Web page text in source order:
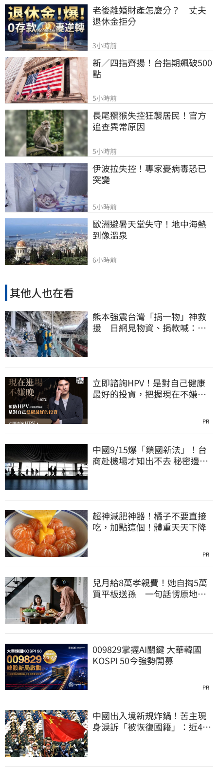
老後離婚財產怎麼分？　丈夫
退休金拒分
3小時前
新／四指齊揚！台指期飆破500
點
5小時前
長尾獼猴失控狂襲居民！官方
追查異常原因
5小時前
伊波拉失控！專家憂病毒恐已
突變
5小時前
歐洲避暑天堂失守！地中海熱
到像溫泉
6小時前
其他人也在看
熊本強震台灣「捐一物」神救
援 日網見物資、捐款喊：比
立即諮詢HPV！是對自己健康
最好的投資，把握現在不嫌
PR
中國9/15爆「鎖國新法」！台
商赴機場才知出不去 秘密邊控
超神減肥神器！橘子不要直接
吃，加點這個！體重天天下降
PR
兒月給8萬孝親費！她自掏5萬
買平板送孫 一句話愣原地
009829掌握AI關鍵 大華韓國
KOSPI 50今強勢開募
PR
中國出入境新規炸鍋！苦主現
身淚訴「被恢復國籍」：近4億